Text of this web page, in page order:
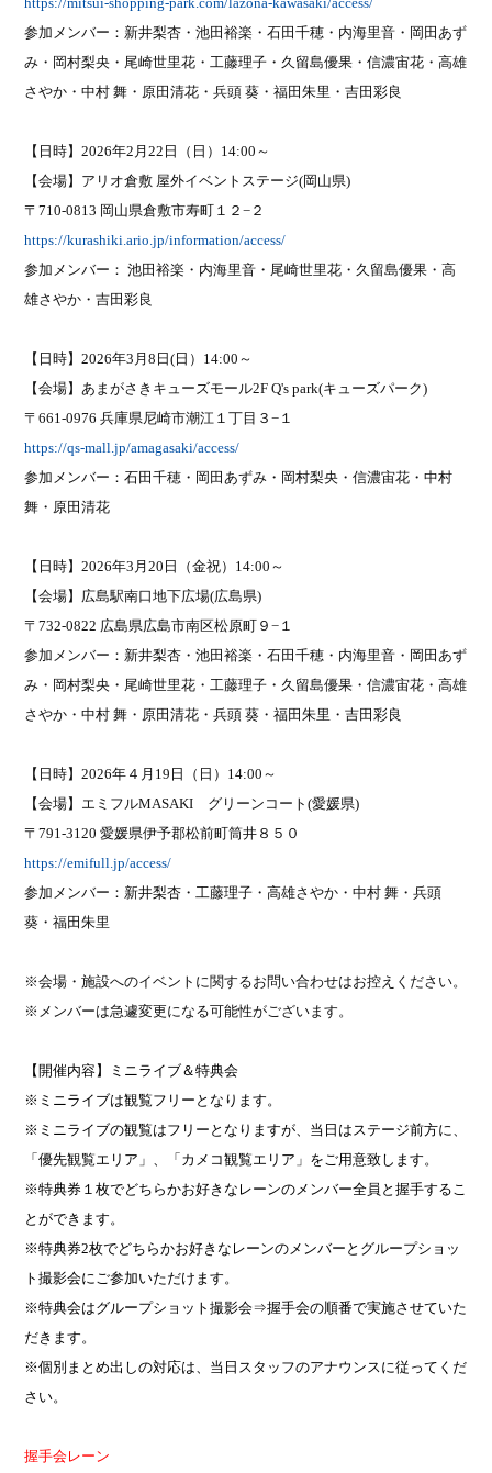
参加メンバー：新井梨杏・池田裕楽・石田千穂・内海里音・岡田あず
み・岡村梨央・尾崎世里花・工藤理子・久留島優果・信濃宙花・高雄
さやか・中村 舞・原田清花・兵頭 葵・福田朱里・吉田彩良
【日時】2026年2 月22 日（日） 14:00 ～
【会場】アリオ倉敷 屋外イベントステージ(岡山県)
〒710-0813 岡山県倉敷市寿町１２− ２
https://kurashiki.ario.jp/information/access/
参加メンバー：池田裕楽・内海里音・尾崎世里花・久留島優果・高
雄さやか・吉田彩良
【日時】2026年3 月8 日( 日） 14:00 ～
【会場】あまがさきキューズモール2F Q's park(キューズパーク)
〒661-0976兵庫県尼崎市潮江１丁目３− １
https://qs-mall.jp/amagasaki/access/
参加メンバー：石田千穂・岡田あずみ・岡村梨央・信濃宙花・中村
舞・原田清花
【日時】2026年3 月20 日（金祝） 14:00 ～
【会場】広島駅南口地下広場(広島県)
〒732-0822 広島県広島市南区松原町９−１
参加メンバー： 新井梨杏・池田裕楽・石田千穂・内海里音・岡田あず
み・岡村梨央・尾崎世里花・工藤理子・久留島優果・信濃宙花・高雄
さやか・中村 舞・原田清花・兵頭 葵・福田朱里・吉田彩良
【日時】2026年４月 19 日（日） 14:00 ～
【会場】エミフルMASAKI グリーンコート(愛媛県)
〒791-3120愛媛県伊予郡松前町筒井８５０
https://emifull.jp/access/
参加メンバー： 新井梨杏・工藤理子・高雄さやか・中村 舞・兵頭
葵・福田朱里
※会場・施設へのイベントに関するお問い合わせはお控えください。
※メンバーは急遽変更になる可能性がございます。
【開催内容】ミニライブ＆特典会
※ミニライブは観覧フリーとなります。
※ミニライブの観覧はフリーとなりますが、当日はステージ前方に、
「優先観覧エリア」、「カメコ観覧エリア」をご用意致します。
※特典券１枚でどちらかお好きなレーンのメンバー全員と握手するこ
とができます。
※特典券2枚でどちらかお好きなレーンのメンバーとグループショッ
ト撮影会にご参加いただけます。
※特典会はグループショット撮影会⇒握手会の順番で実施させていた
だきます。
※個別まとめ出しの対応は、当日スタッフのアナウンスに従ってくだ
さい。
握手会レーン